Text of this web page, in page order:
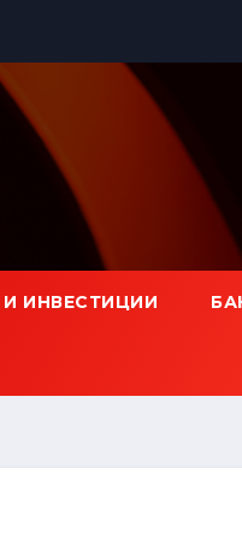
И ИНВЕСТИЦИИ